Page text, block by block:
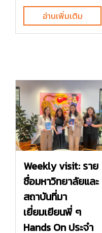
อ่านเพิ่มเติม
Weekly visit: ราย
ชื่อมหาวิทยาลัยและ
สถาบันที่มา
เยี่ยมเยียนพี่ ๆ
Hands On ประจำ